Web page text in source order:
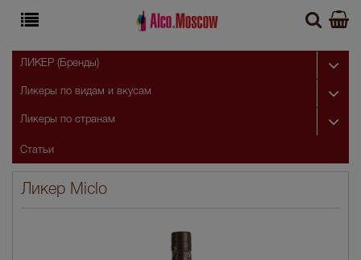
Ликер Miclo
ЛИКЕР (Бренды)
Ликеры по видам и вкусам
Ликеры по странам
Статьи